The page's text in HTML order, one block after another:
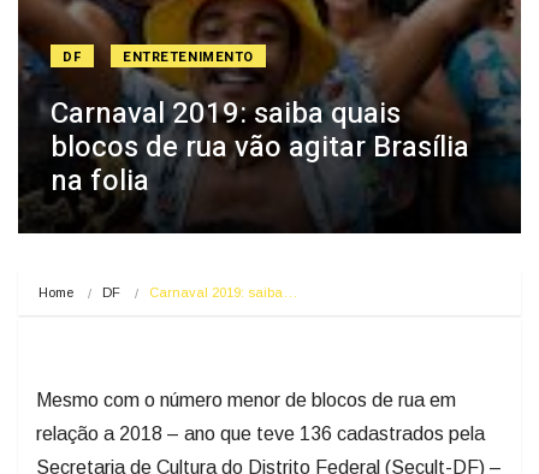
DF ENTRETENIMENTO
Carnaval 2019: saiba quais
blocos de rua vão agitar Brasília
na folia
Home DF Carnaval 2019: saiba…
Mesmo com o número menor de blocos de rua em
relação a 2018 – ano que teve 136 cadastrados pela
Secretaria de Cultura do Distrito Federal (Secult-DF) –